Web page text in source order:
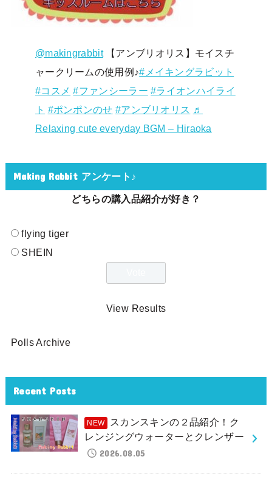
@makingrabbit【アンブリオリス】モイスチ
ャークリームの使用例♪#メイキングラビット
#コスメ #ファンシーラー #ライオンハイライ
ト #ポンポンのせ #アンブリオリス
♬
Relaxing cute everyday BGM – Hiraoka
Making Rabbit アンケート♪
どちらの購入品紹介が好き？
flying tiger
SHEIN
View Results
Polls Archive
Recent Posts
スカンスキンの２品紹介！ク
レンジングウォーターとクレンザー
2026.08.05